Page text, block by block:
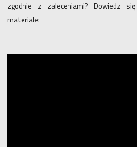
zgodnie z zaleceniami? Dowiedz
materiale: